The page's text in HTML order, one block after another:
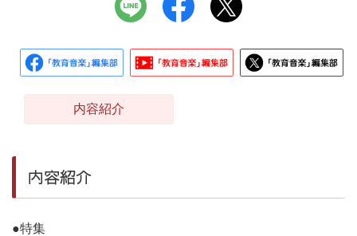
内容紹介
内容紹介
●特集